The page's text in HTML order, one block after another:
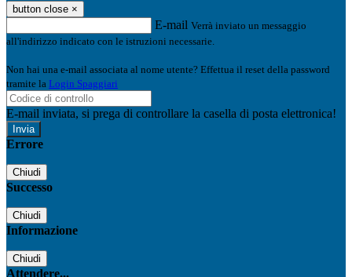
button close ×
E-mail Verrà inviato un messaggio
all'indirizzo indicato con le istruzioni necessarie.
Non hai una e-mail associata al nome utente? Effettua il reset della password
tramite la Login Spaggiari
E-mail inviata, si prega di controllare la casella di posta elettronica!
Errore
Chiudi
Successo
Chiudi
Informazione
Chiudi
Attendere...